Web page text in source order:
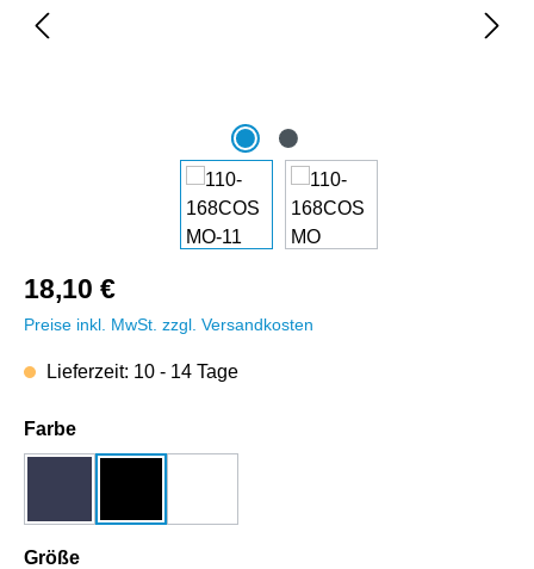
18,10 €
Preise inkl. MwSt. zzgl. Versandkosten
Lieferzeit: 10 - 14 Tage
Farbeauswählen
Größeauswählen